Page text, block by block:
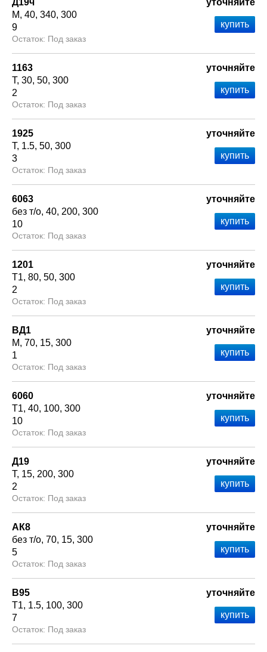
Д19ч
М 40 340 300
9
Под заказ
уточняйте
1163
Т 30 50 300
2
Под заказ
уточняйте
1925
Т 1.5 50 300
3
Под заказ
уточняйте
6063
без т/о 40 200 300
10
Под заказ
уточняйте
1201
Т1 80 50 300
2
Под заказ
уточняйте
ВД1
М 70 15 300
1
Под заказ
уточняйте
6060
Т1 40 100 300
10
Под заказ
уточняйте
Д19
Т 15 200 300
2
Под заказ
уточняйте
АК8
без т/о 70 15 300
5
Под заказ
уточняйте
В95
Т1 1.5 100 300
7
Под заказ
уточняйте